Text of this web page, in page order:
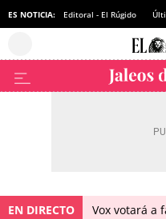
ES NOTICIA: Editoral - El Rúgido
EN DIRECTO Vox votará a